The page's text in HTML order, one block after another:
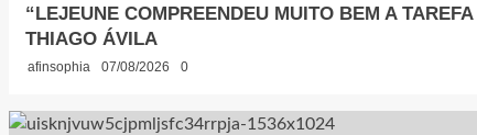
“LEJEUNE COMPREENDEU MUITO BEM A
THIAGO ÁVILA
afinsophia 07/08/2026 0